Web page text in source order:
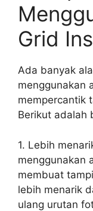
Grid
Ada banyak
menggunakan
mempercantik
Berikut adalah
1. Lebih
menggunakan
membuat
lebih menarik
ulang urutan